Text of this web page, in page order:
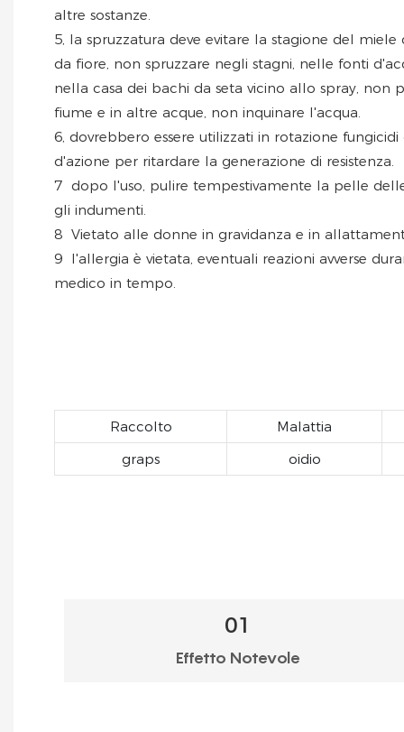
altre sostanze.
5, la spruzzatura deve evitare la stagione del
da fiore, non spruzzare negli stagni, nelle fonti
nella casa dei bachi da seta vicino allo spray, non
fiume e in altre acque, non inquinare l'acqua.
6, dovrebbero essere utilizzati in rotazione
d'azione per ritardare la generazione di resistenza.
7 dopo l'uso, pulire tempestivamente la pelle
gli indumenti.
8 Vietato alle donne in gravidanza e in
9 l'allergia è vietata, eventuali reazioni avverse
medico in tempo.
Raccolto
Malattia
graps
oidio
01
Effetto Notevole